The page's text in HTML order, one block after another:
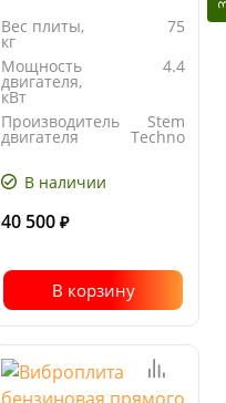
Вес плиты,
кг
75
Мощность
двигателя,
кВт
4.4
Производитель
двигателя
Stem
Techno
основания
плиты, мм
В наличии
40 500 ₽
В корзину